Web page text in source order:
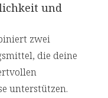
und
zwei
die deine
unterstützen.